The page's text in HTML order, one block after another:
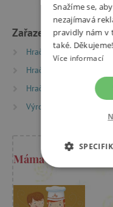
Zařazeno v
Hračky dle typu
Hračky dle věku
Hračky dle věku
Výrobci
Máma Kristýna radí
Snažíme se,
nezajímavá
pravidly nám v
také. Děkujeme!
Více informací